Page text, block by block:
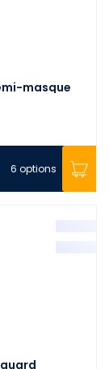
masque
6 options